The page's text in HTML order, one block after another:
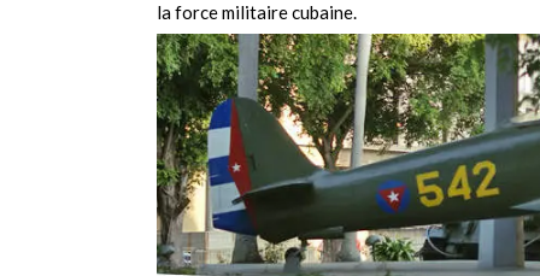
la force militaire cubaine.